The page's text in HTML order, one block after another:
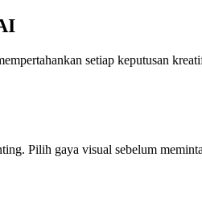
setiap keputusan
Pilih gaya visual sebelum